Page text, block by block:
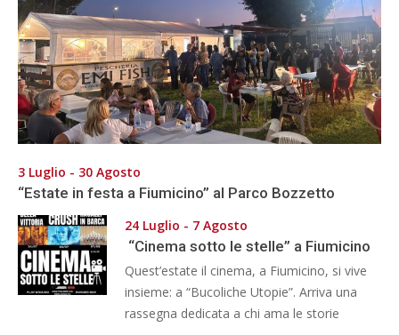
3 Luglio - 30 Agosto
“Estate in festa a Fiumicino” al Parco Bozzetto
24 Luglio - 7 Agosto
“Cinema sotto le stelle” a Fiumicino
Quest’estate il cinema, a Fiumicino, si vive
insieme: a “Bucoliche Utopie”. Arriva una
rassegna dedicata a chi ama le storie